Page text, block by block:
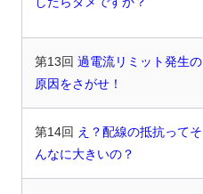
第13回過電流リミット発生の
原因をさがせ！
第14回 え？配線の抵抗ってそ
んなに大きいの？